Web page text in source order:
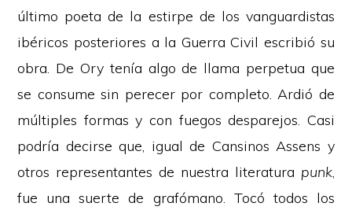
último poeta de la estirpe de los vanguardistas
ibéricos posteriores a la Guerra Civil escribió su
obra. De Ory tenía algo de llama perpetua que
se consume sin perecer por completo. Ardió de
múltiples formas y con fuegos desparejos. Casi
podría decirse que, igual de Cansinos Assens y
otros representantes de nuestra literatura punk,
fue una suerte de grafómano. Tocó todos los